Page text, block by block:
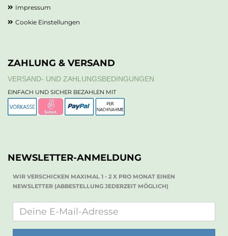
Impressum
Cookie Einstellungen
ZAHLUNG & VERSAND
VERSAND- UND ZAHLUNGSBEDINGUNGEN
EINFACH UND SICHER BEZAHLEN MIT
NEWSLETTER-ANMELDUNG
WIR VERSCHICKEN MAXIMAL 1 - 2 X PRO MONAT EINEN
NEWSLETTER (ABBESTELLUNG JEDERZEIT MÖGLICH)